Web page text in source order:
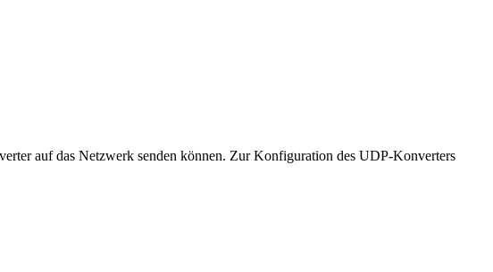
auf das Netzwerk senden können. Zur Konfiguration des UDP-Konverters